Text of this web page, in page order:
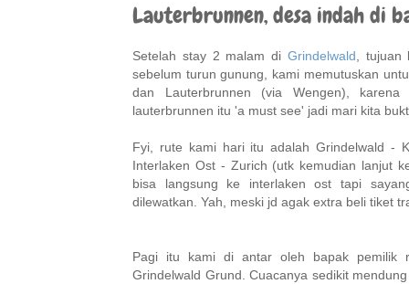
Lauterbrunnen, desa indah di
Setelah stay 2 malam di Grindelwald ,
sebelum turun gunung, kami memutuskan
dan Lauterbrunnen (via Wengen),
lauterbrunnen itu 'a must see' jadi mari kita
Fyi, rute kami hari itu adalah Grindelwald -
Interlaken Ost - Zurich (utk kemudian lanjut
bisa langsung ke interlaken ost tapi
dilewatkan. Yah, meski jd agak extra beli tiket
Pagi itu kami di antar oleh bapak pemilik
Grindelwald Grund. Cuacanya sedikit